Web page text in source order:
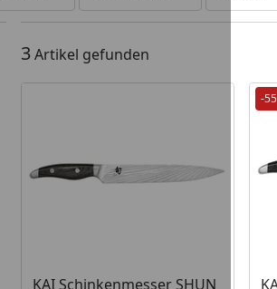
3Artikel gefunden
KAI Schinkenmesser SHUN
-